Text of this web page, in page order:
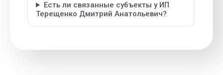
Есть ли связанные субъекты у ИП
Терещенко Дмитрий Анатольевич?